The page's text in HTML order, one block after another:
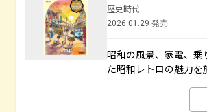
歴史時代
2026.01.29 発売
昭和の風景、家電、乗
た昭和レトロの魅力を